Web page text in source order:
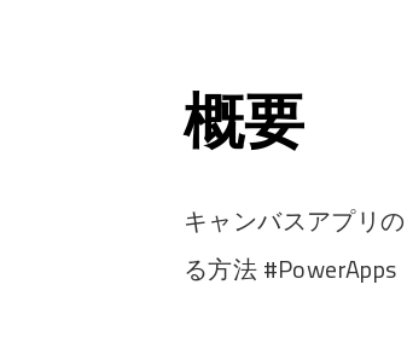
概要
キャンバスアプリ
る方法 #PowerApps